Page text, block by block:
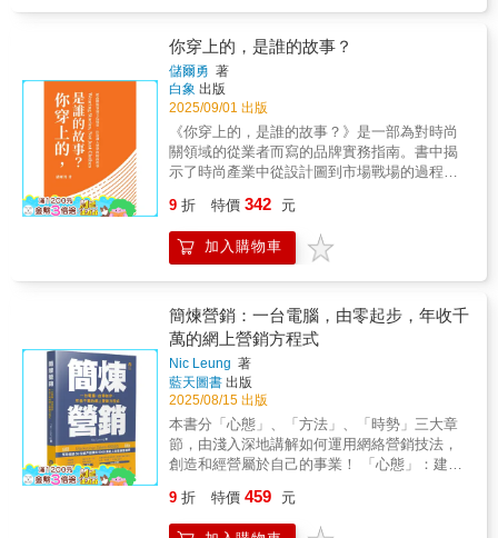
洞察與實踐並行不悖、全面的戰略全景。——
（印尼）何麻溫．卡塔加雅（Hermawan
Kartajaya），《行銷4.0》合著者，MarkPlus
行銷諮詢公司創始人兼CEO經歷新冠疫情之
後，我相信公司CEO們又一次明白了增長對於
公司的根本意義，再一次懂得了市場對於公司
的真正價值。《市場戰略》正是這樣一本可以
管們時時研讀，啟迪增長之道。——蔣青雲 教
學教授）本書的創新在於明確地提出了，
Marketing的頂層含義應該是「市場導向的戰
略」，所以，Marketing不只是一個職能部門的
獨立職能，而是公司最高管理層應該時刻關注
的管理重點。我想廣大marketing從業主管，也
要提升自己的位階，負起驅動企業增長的擔
當。——王成 先生（TCL實業控股股份有限公
司 CEO）
言與實務案例，拆解圖表背後的意義，讓視覺
該優化哪支廣告、優先哪個商品、調整哪段流
量策略。◤不知道怎麼整合 AI 工具？◢生成式
AI 已改寫分析流程，行銷人除了懂數據、會拉
圖表，也要善用 AI（如 Gemini、ChatGPT）
自動生成簡報、快速產生公式、加速資料清
理，讓 AI 助攻你達成有效的行銷分析。本書特
色: 選對工具、融入 AI，和我們一起走進資料
來更好的成績吧！這本書不只是技術操作指
南，也不只是數據知識手冊，而是一本專為行
銷人量身打造的實戰工具書。你將學到的不僅
是「怎麼做」，還包括「為什麼這樣做」與
導向學習：從「行銷人」的角度出發，全面深
入地介紹 Looker Studio 以及相關的 Google 行
銷工具，內容涵蓋檔案彙整、資料清理、資料
視覺化及雲端儀表板等各階段的重要工具和技
巧。✦Paul Wu 的行銷實戰經驗談：書中包含
「Paul 經驗分享」及「Paul 操作提醒」等單
元，作者將自己多年來的數位行銷和品牌經營
經驗和心得毫無保留地傳授給讀者，讓你的行
銷決策更加精準有效。✦資料視覺化專案實
作：書中以實際電商網站資料為例，指導讀者
掌握 Looker Studio 的強大功能，如欄位參數、
進階篩選器、下鑽查詢、維度群組、社群視覺
講師奉為圭臬。這本書沒有寫給晉升百萬業務
的「進階教條」。只有提升你心中「人性敏感
度」的私房課。卡維總說：「真正的成交不是
靠說服，是從理解的開始。」她曾遇過一位學
員怯生生地說：「我不知道怎麼跟客人開
口。」她遞上一張紙條：「你說你不知道，表
示你已經開始了。」三年後，這位學員成為百
萬超級業務，靠傾聽打動顧客。另一位學員在
線上銷售時，遇到全程黑畫面的顧客，卻仍照
「謝謝你，讓我覺得不是一個人。」卡維始終
用「銷售感性」鋪墊信任，讓成交在被理解的
瞬間發生。因為她清楚了解，顧客買的不只是
品界屹立不搖的原因。她將法式優雅與機智運
用在精品銷售上，用層層累積的「銷售感
性」，這樣與顧客共感，共創令人深刻的好故
事： ▎用共創故事，取代說個好故事「銷售是
合作關係，不是競技場。」顧客不是對手，是
一起創造故事的共同編劇。與其強行宣傳品牌
故事，不如從顧客的故事裡，巧妙置入商品，
共創一個令人深刻的暖心故事。▎人性比演算
取代銷售技巧。作者在本書親自示範，如何用
語速、呼吸、停頓，創造安全感，創造一個讓
你穿上的，是誰的故事？
儲爾勇 著
白象 出版
2025/09/01 出版
《你穿上的，是誰的故事？》是一部為對時尚
關領域的從業者而寫的品牌實務指南。書中揭
示了時尚產業中從設計圖到市場戰場的過程，
是起點，唯有透過精準的品牌定位、文化敘事
與行銷策略，才能在瞬息萬變的市場中建立長
期價值。全書以「問題引導＋理論解析＋案例
大單元，逐步理解如何構築一個能被消費者記
住、喜愛、甚至依附的品牌。書中不僅引用國
際時尚與奢侈品牌案例，也特別納入亞洲與台
灣市場的在地實踐，讓讀者能對比不同文化與
市場結構下的品牌方法論。作者結合多年的教
學與業界經驗，運用學術理論（如品牌資產模
型、消費者行為理論、STP定位、場景行銷
等）與真實案例，解析品牌如何透過產品設計
語言、符號系統、空間體驗與數位媒體營運，
建構獨特的市場位置與文化意義。例如，如何
品牌影響力；如何像Prada般跨界藝術與科技創
9 折 特價 342 元
加入購物車
簡煉營銷：一台電腦，由零起步，年收千
萬的網上營銷方程式
Nic Leung 著
藍天圖書 出版
2025/08/15 出版
本書分「心態」、「方法」、「時勢」三大章
節，由淺入深地講解如何運用網絡營銷技法，
創造和經營屬於自己的事業！ 「心態」：建立
克服各種困難！「方法」：介紹多種網絡營銷
的策略和技術，有效地吸引目標客戶、提升品
9 折 特價 459 元